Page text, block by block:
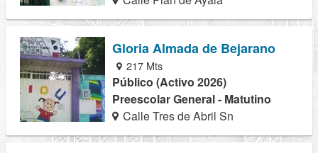
Gloria Almada de Bejarano
217 Mts
Público (Activo 2026)
Preescolar General - Matutino
Calle Tres de Abril Sn